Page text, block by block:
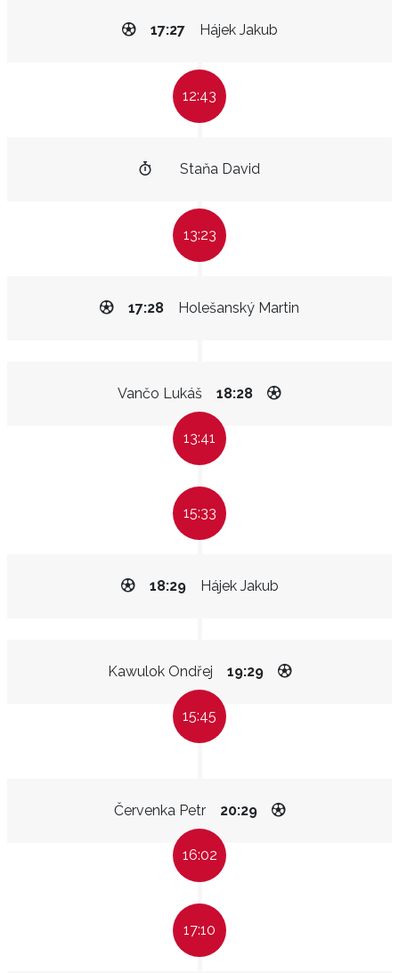
Hájek Jakub
17:27
12:43
Staňa David
13:23
Holešanský Martin
17:28
Vančo Lukáš 18:28
13:41
15:33
Hájek Jakub
18:29
Kawulok Ondřej 19:29
15:45
Červenka Petr 20:29
16:02
17:10